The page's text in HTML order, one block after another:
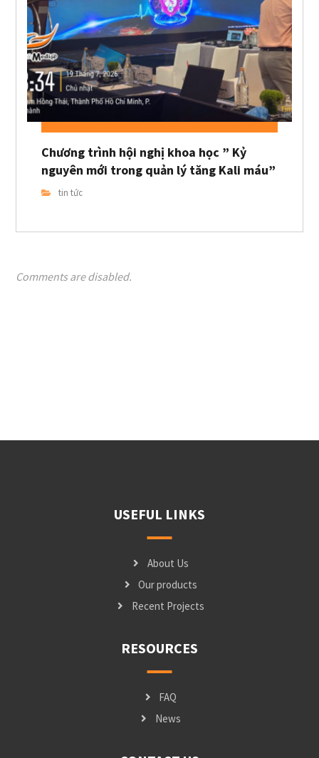
Chương trình hội nghị khoa học ” Kỷ
nguyên mới trong quản lý tăng Kali máu”
tin tức
Comments are disabled.
USEFUL LINKS
About Us
Our products
Recent Projects
RESOURCES
FAQ
News